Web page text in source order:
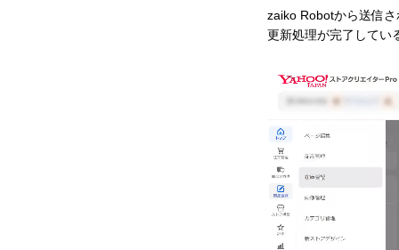
zaiko Robotから送信
更新処理が完了してい